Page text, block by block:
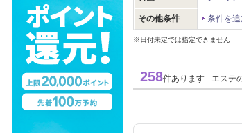
その他条件 条件を追
※日付未定では指定できません
258件あります - エステ